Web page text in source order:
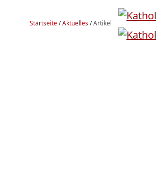
Startseite/Aktuelles/Artikel